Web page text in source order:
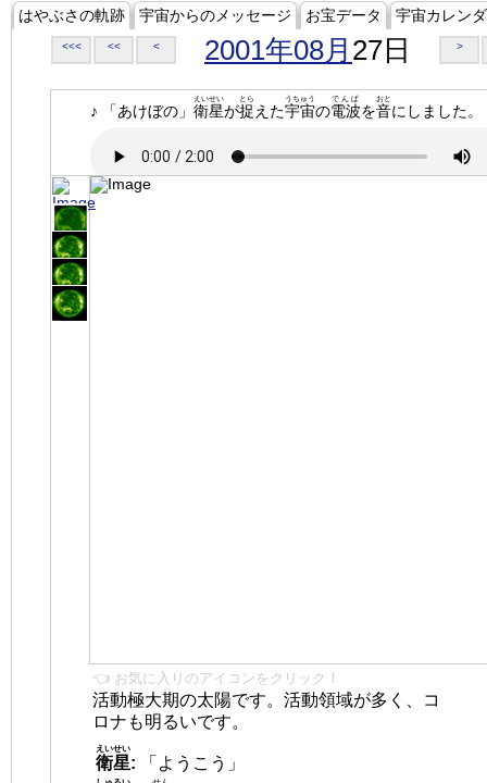
はやぶさの軌跡 宇宙からのメッセージ お宝データ 宇宙カレン
<<< << < 2001年08月 27日 >
♪ 「あけぼの」 衛星
えいせい
が捉
とら
えた宇宙
うちゅう
の電波
でんぱ
を音
おと
にしました。
👈 お気に入りのアイコンをクリック！
活動極大期の太陽です。活動領域が多く、コ
ロナも明るいです。
衛星
えいせい
:
「ようこう」